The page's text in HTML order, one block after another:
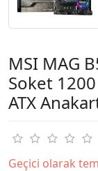
MSI MAG
Soket
ATX
Geçici olarak